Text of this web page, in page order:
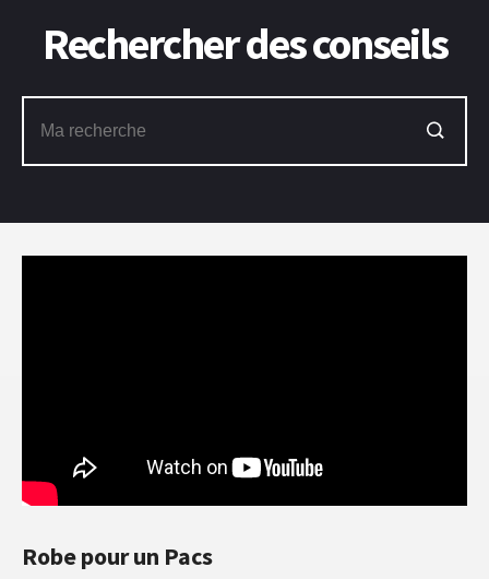
Robe pour un Pacs
Rechercher des conseils